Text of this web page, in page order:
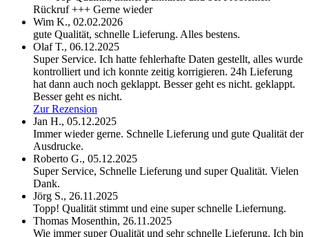
Rückruf +++ Gerne wieder
Wim K., 02.02.2026
gute Qualität, schnelle Lieferung. Alles bestens.
Olaf T., 06.12.2025
Super Service. Ich hatte fehlerhafte Daten gestellt, alles wurde
kontrolliert und ich konnte zeitig korrigieren. 24h Lieferung
hat dann auch noch geklappt. Besser geht es nicht. geklappt.
Besser geht es nicht.
Zur Rezension
Jan H., 05.12.2025
Immer wieder gerne. Schnelle Lieferung und gute Qualität der
Ausdrucke.
Roberto G., 05.12.2025
Super Service, Schnelle Lieferung und super Qualität. Vielen
Dank.
Jörg S., 26.11.2025
Topp! Qualität stimmt und eine super schnelle Liefernung.
Thomas Mosenthin, 26.11.2025
Wie immer super Qualität und sehr schnelle Lieferung. Ich bin